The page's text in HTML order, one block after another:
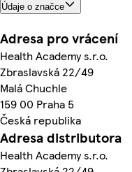
Údaje o značce
Adresa pro vrácení
Health Academy s.r.o.
Zbraslavská 22/49
Malá Chuchle
159 00 Praha 5
Česká republika
Adresa distributora
Health Academy s.r.o.